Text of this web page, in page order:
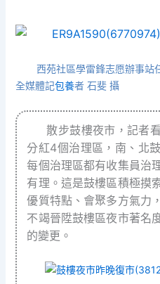
西苑社區學雷鋒志愿辦事站
全媒體記包養者 石斐 攝
散步鼓樓夜市，記者
分紅4個治理區，南、北
每個治理區都有收集員治
有理。這是鼓樓區積極摸
優質特點、會聚多方氣力
不竭晉陞鼓樓區夜市著名
的變更。